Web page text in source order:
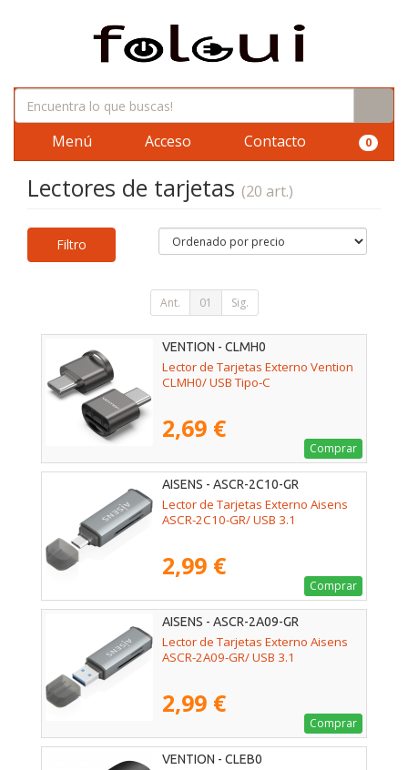
Menú Acceso Contacto 0
Lectores de tarjetas (20 art.)
Filtro
Ant. 01 Sig.
VENTION - CLMH0
Lector de Tarjetas Externo Vention
CLMH0/ USB Tipo-C
2,69 €
Comprar
AISENS - ASCR-2C10-GR
Lector de Tarjetas Externo Aisens
ASCR-2C10-GR/ USB 3.1
2,99 €
Comprar
AISENS - ASCR-2A09-GR
Lector de Tarjetas Externo Aisens
ASCR-2A09-GR/ USB 3.1
2,99 €
Comprar
VENTION - CLEB0